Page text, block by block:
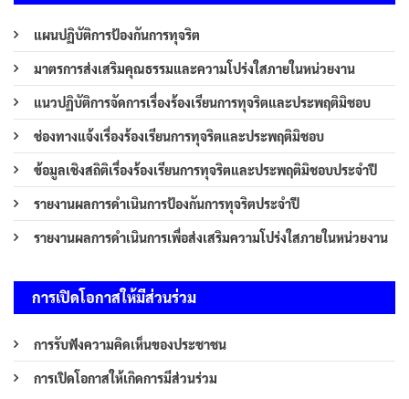
แผนปฏิบัติการป้องกันการทุจริต
มาตรการส่งเสริมคุณธรรมและความโปร่งใสภายในหน่วยงาน
แนวปฏิบัติการจัดการเรื่องร้องเรียนการทุจริตและประพฤติมิชอบ
ช่องทางแจ้งเรื่องร้องเรียนการทุจริตและประพฤติมิชอบ
ข้อมูลเชิงสถิติเรื่องร้องเรียนการทุจริตและประพฤติมิชอบประจำปี
รายงานผลการดำเนินการป้องกันการทุจริตประจำปี
รายงานผลการดำเนินการเพื่อส่งเสริมความโปร่งใสภายในหน่วยงาน
การเปิดโอกาสให้มีส่วนร่วม
การรับฟังความคิดเห็นของประชาชน
การเปิดโอกาสให้เกิดการมีส่วนร่วม